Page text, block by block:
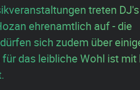
treten
ehrenamtlich auf - die
sich zudem über
das leibliche Wohl ist